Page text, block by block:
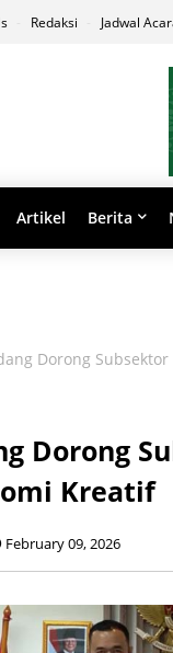
Redaksi Jadwal
Artikel Berita
Dorong
Dorong
Kreatif
February 09, 2026